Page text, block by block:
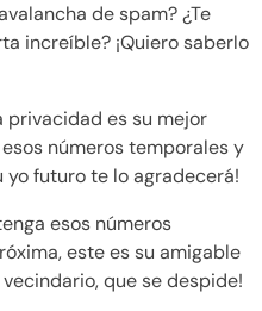
de spam? ¿Te
increíble? ¡Quiero saberlo
privacidad es su mejor
números temporales y
yo futuro te lo agradecerá!
esos números
este es su amigable
que se despide!